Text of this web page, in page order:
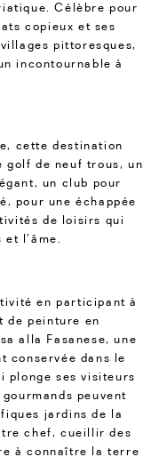
Célèbre pour
copieux et ses
pittoresques,
incontournable à
cette destination
golf de neuf trous, un
un club pour
pour une échappée
de loisirs qui
l’âme.
en participant à
de peinture en
alla Fasanese, une
conservée dans le
plonge ses visiteurs
peuvent
jardins de la
chef, cueillir des
à connaître la terre